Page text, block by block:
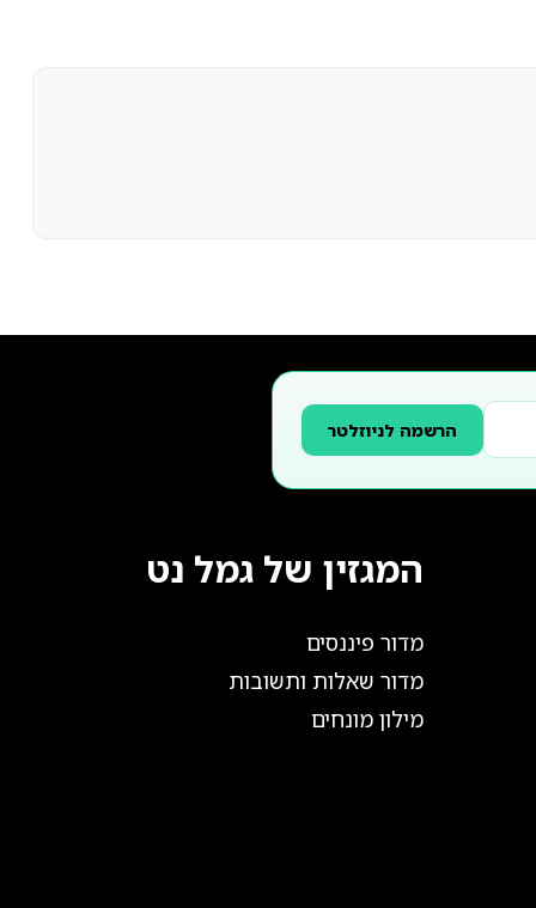
הרשמה לניוזלטר
המגזין של גמל נט
מדור פיננסים
מדור שאלות ותשובות
מילון מונחים